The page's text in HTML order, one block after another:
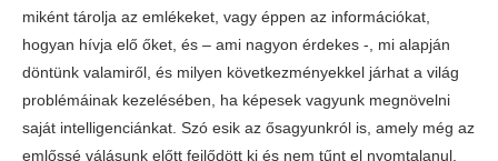
miként tárolja az emlékeket, vagy éppen az információkat,
hogyan hívja elő őket, és – ami nagyon érdekes -, mi alapján
döntünk valamiről, és milyen következményekkel járhat a világ
problémáinak kezelésében, ha képesek vagyunk megnövelni
saját intelligenciánkat. Szó esik az ősagyunkról is, amely még az
emlőssé válásunk előtt fejlődött ki és nem tűnt el nyomtalanul.